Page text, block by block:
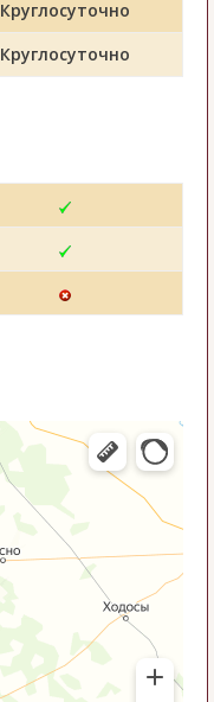
Круглосуточно
Круглосуточно